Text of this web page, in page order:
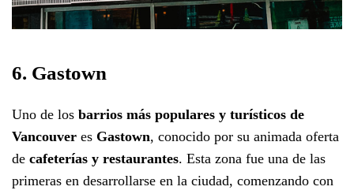
6. Gastown
Uno de los barrios más populares y turísticos de
Vancouver es Gastown, conocido por su animada oferta
de cafeterías y restaurantes. Esta zona fue una de las
primeras en desarrollarse en la ciudad, comenzando con